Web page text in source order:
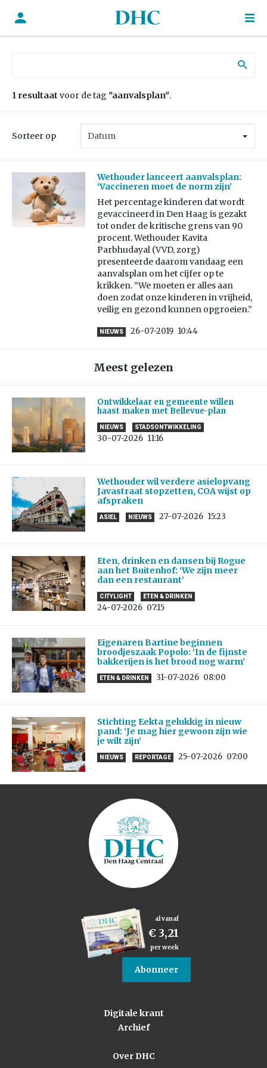
1 resultaat voor de tag "aanvalsplan".
Sorteer op
Wethouder lanceert aanvalsplan:
‘Vaccineren moet de norm zijn’
Het percentage kinderen dat wordt
gevaccineerd in Den Haag is gezakt
tot onder de kritische grens van 90
procent. Wethouder Kavita
Parbhudayal (VVD, zorg)
presenteerde daarom vandaag een
aanvalsplan om het cijfer op te
krikken. “We moeten er alles aan
doen zodat onze kinderen in vrijheid,
veilig en gezond kunnen opgroeien.”
NIEUWS 26-07-2019 10:44
Meest gelezen
Ontwikkelaar en gemeente willen
haast maken met Bellevue-plan
NIEUWS STADSONTWIKKELING
30-07-2026 11:16
Wethouder wil verdere asielopvang
Javastraat stopzetten, COA wijst op
afspraken
ASIEL NIEUWS 27-07-2026 15:23
Eten, drinken en dansen bij Rogue
aan het Buitenhof: ‘We zijn meer
dan een restaurant’
CITYLIGHT ETEN & DRINKEN
24-07-2026 07:15
Eigenaren Bartine beginnen
broodjeszaak Popolo: ‘In de fijnste
bakkerijen is het brood nog warm’
ETEN & DRINKEN 31-07-2026 08:00
Stichting Eekta gelukkig in nieuw
pand: ‘Je mag hier gewoon zijn wie
je wilt zijn’
NIEUWS REPORTAGE 25-07-2026 07:00
al vanaf
€ 3,21
per week
Abonneer
Digitale krant
Archief
Over DHC